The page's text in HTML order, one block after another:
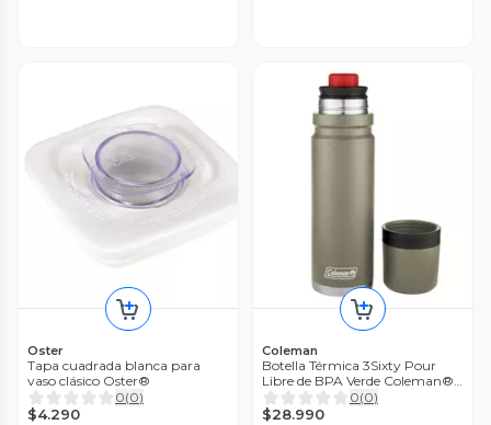
Oster
Tapa cuadrada blanca para
vaso clásico Oster®
0(0)
$4.290
Coleman
Botella Térmica 3Sixty Pour
Libre de BPA Verde Coleman®
700ml
0(0)
$28.990